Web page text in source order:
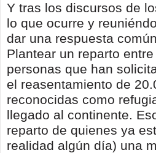
Y tras los discursos de
lo que ocurre y
dar una respuesta
Plantear un reparto
personas que han
el reasentamiento de
reconocidas como
llegado al continente.
reparto de quienes ya
realidad algún día) una